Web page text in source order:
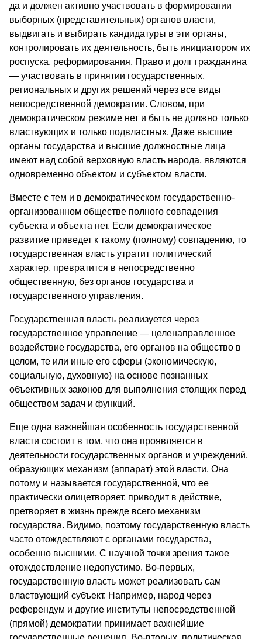
да и должен активно участвовать в формировании
выборных (представительных) органов власти,
выдвигать и выбирать кандидатуры в эти органы,
контролировать их деятельность, быть инициатором их
роспуска, реформирования. Право и долг гражданина
— участвовать в принятии государственных,
региональных и других решений через все виды
непосредственной демократии. Словом, при
демократическом режиме нет и быть не должно только
властвующих и только подвластных. Даже высшие
органы государства и высшие должностные лица
имеют над собой верховную власть народа, являются
одновременно объектом и субъектом власти.
Вместе с тем и в демократическом государственно-
организованном обществе полного совпадения
субъекта и объекта нет. Если демократическое
развитие приведет к такому (полному) совпадению, то
государственная власть утратит политический
характер, превратится в непосредственно
общественную, без органов государства и
государственного управления.
Государственная власть реализуется через
государственное управление — целенаправленное
воздействие государства, его органов на общество в
целом, те или иные его сферы (экономическую,
социальную, духовную) на основе познанных
объективных законов для выполнения стоящих перед
обществом задач и функций.
Еще одна важнейшая особенность государственной
власти состоит в том, что она проявляется в
деятельности государственных органов и учреждений,
образующих механизм (аппарат) этой власти. Она
потому и называется государственной, что ее
практически олицетворяет, приводит в действие,
претворяет в жизнь прежде всего механизм
государства. Видимо, поэтому государственную власть
часто отождествляют с органами государства,
особенно высшими. С научной точки зрения такое
отождествление недопустимо. Во-первых,
государственную власть может реализовать сам
властвующий субъект. Например, народ через
референдум и другие институты непосредственной
(прямой) демократии принимает важнейшие